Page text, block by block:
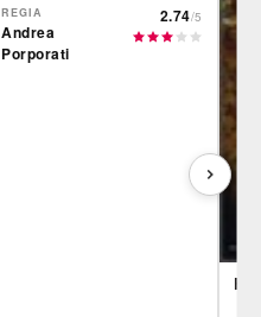
REGIA
Andrea
Porporati
2.74/5